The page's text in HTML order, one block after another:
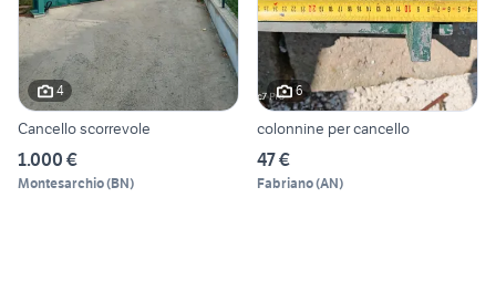
4
Cancello scorrevole
1.000 €
Montesarchio(BN)
6
colonnine per cancello
47 €
Fabriano(AN)